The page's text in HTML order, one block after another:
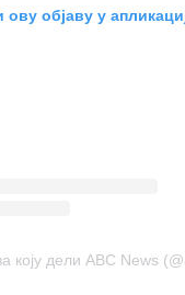
ову објаву у
коју дели ABC News